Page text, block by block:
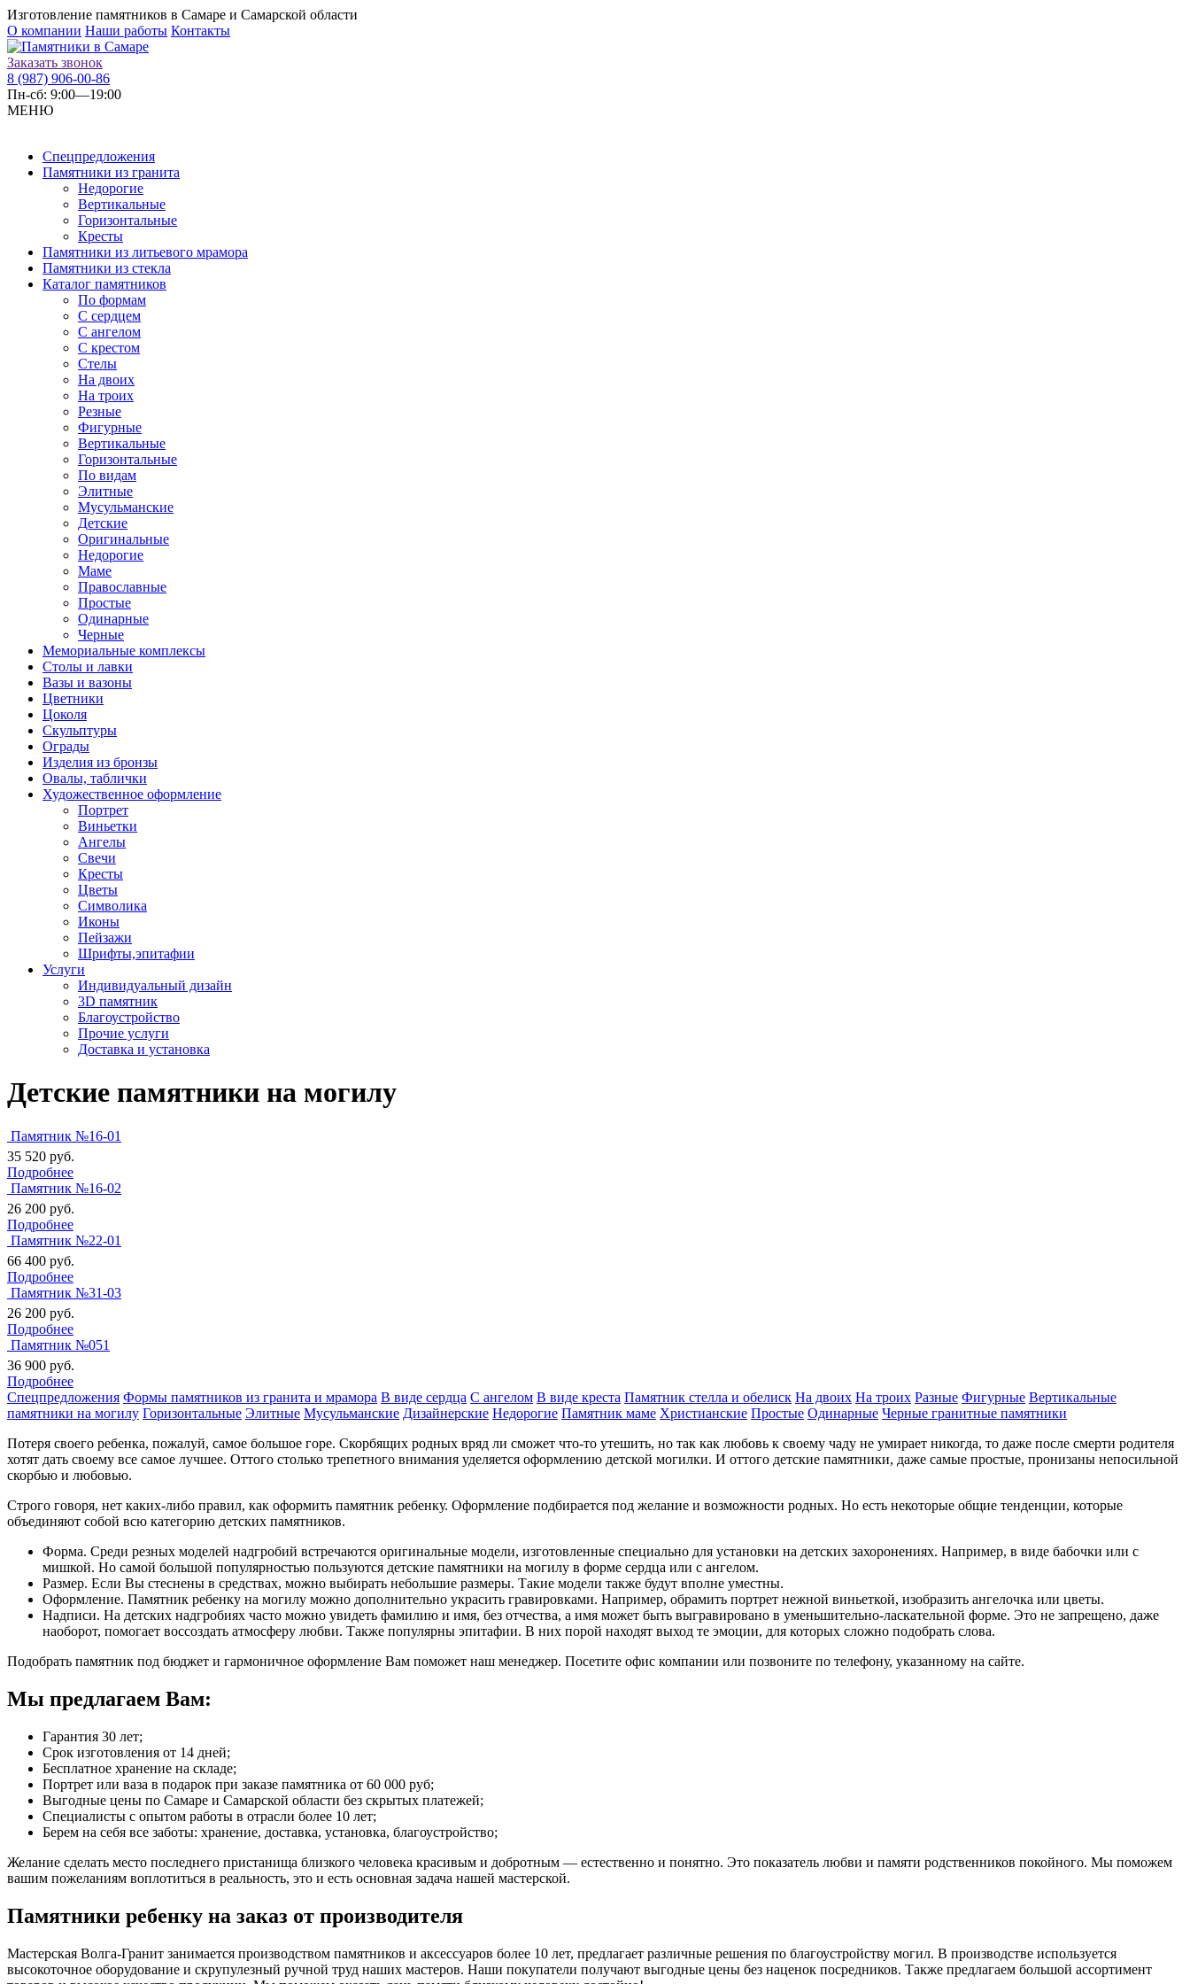
Изготовление памятников в Самаре и Самарской области
О компании Наши работы Контакты
Заказать звонок
8 (987) 906-00-86
Пн-сб: 9:00—19:00
МЕНЮ
Спецпредложения
Памятники из гранита
Недорогие
Вертикальные
Горизонтальные
Кресты
Памятники из литьевого мрамора
Памятники из стекла
Каталог памятников
По формам
С сердцем
С ангелом
С крестом
Стелы
На двоих
На троих
Резные
Фигурные
Вертикальные
Горизонтальные
По видам
Элитные
Мусульманские
Детские
Оригинальные
Недорогие
Маме
Православные
Простые
Одинарные
Черные
Мемориальные комплексы
Столы и лавки
Вазы и вазоны
Цветники
Цоколя
Скульптуры
Ограды
Изделия из бронзы
Овалы, таблички
Художественное оформление
Портрет
Виньетки
Ангелы
Свечи
Кресты
Цветы
Символика
Иконы
Пейзажи
Шрифты,эпитафии
Услуги
Индивидуальный дизайн
3D памятник
Благоустройство
Прочие услуги
Доставка и установка
Детские памятники на могилу
Памятник №16-01
35 520 руб.
Подробнее
Памятник №16-02
26 200 руб.
Подробнее
Памятник №22-01
66 400 руб.
Подробнее
Памятник №31-03
26 200 руб.
Подробнее
Памятник №051
36 900 руб.
Подробнее
Спецпредложения Формы памятников из гранита и мрамора В виде сердца С ангелом В виде креста Памятник стелла и обелиск На двоих На троих Разные Фигурные Вертикальные
памятники на могилу Горизонтальные Элитные Мусульманские Дизайнерские Недорогие Памятник маме Христианские Простые Одинарные Черные гранитные памятники
Потеря своего ребенка, пожалуй, самое большое горе. Скорбящих родных вряд ли сможет что-то утешить, но так как любовь к своему чаду не умирает никогда, то даже после смерти родителя
хотят дать своему все самое лучшее. Оттого столько трепетного внимания уделяется оформлению детской могилки. И оттого детские памятники, даже самые простые, пронизаны непосильной
скорбью и любовью.
Строго говоря, нет каких-либо правил, как оформить памятник ребенку. Оформление подбирается под желание и возможности родных. Но есть некоторые общие тенденции, которые
объединяют собой всю категорию детских памятников.
Форма. Среди резных моделей надгробий встречаются оригинальные модели, изготовленные специально для установки на детских захоронениях. Например, в виде бабочки или с
мишкой. Но самой большой популярностью пользуются детские памятники на могилу в форме сердца или с ангелом.
Размер. Если Вы стеснены в средствах, можно выбирать небольшие размеры. Такие модели также будут вполне уместны.
Оформление. Памятник ребенку на могилу можно дополнительно украсить гравировками. Например, обрамить портрет нежной виньеткой, изобразить ангелочка или цветы.
Надписи. На детских надгробиях часто можно увидеть фамилию и имя, без отчества, а имя может быть выгравировано в уменьшительно-ласкательной форме. Это не запрещено, даже
наоборот, помогает воссоздать атмосферу любви. Также популярны эпитафии. В них порой находят выход те эмоции, для которых сложно подобрать слова.
Подобрать памятник под бюджет и гармоничное оформление Вам поможет наш менеджер. Посетите офис компании или позвоните по телефону, указанному на сайте.
Мы предлагаем Вам:
Гарантия 30 лет;
Срок изготовления от 14 дней;
Бесплатное хранение на складе;
Портрет или ваза в подарок при заказе памятника от 60 000 руб;
Выгодные цены по Самаре и Самарской области без скрытых платежей;
Специалисты с опытом работы в отрасли более 10 лет;
Берем на себя все заботы: хранение, доставка, установка, благоустройство;
Желание сделать место последнего пристанища близкого человека красивым и добротным — естественно и понятно. Это показатель любви и памяти родственников покойного. Мы поможем
вашим пожеланиям воплотиться в реальность, это и есть основная задача нашей мастерской.
Памятники ребенку на заказ от производителя
Мастерская Волга-Гранит занимается производством памятников и аксессуаров более 10 лет, предлагает различные решения по благоустройству могил. В производстве используется
высокоточное оборудование и скрупулезный ручной труд наших мастеров. Наши покупатели получают выгодные цены без наценок посредников. Также предлагаем большой ассортимент